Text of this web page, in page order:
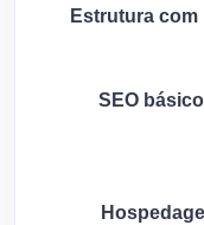
Estrutura com
SEO